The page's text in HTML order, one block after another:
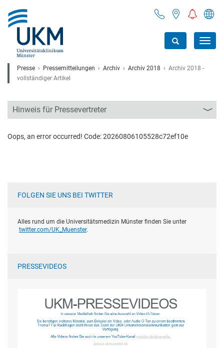
Presse Pressemitteilungen Archiv Archiv 2018
Archiv 2018 -
vollständiger Artikel
Hinweis für Pressevertreter
Oops, an error occurred! Code: 20260806105528c72ef10e
FOLGEN SIE UNS BEI TWITTER
Alles rund um die Universitätsmedizin Münster finden Sie unter
twitter.com/UK_Muenster.
PRESSEVIDEOS